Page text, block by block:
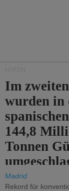
Im
wurden in
144,8
Tonnen
%).
Madrid
Rekord für